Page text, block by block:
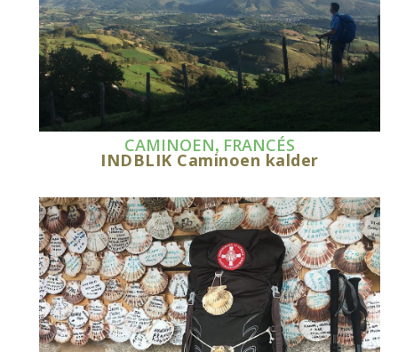
CAMINOEN, FRANCÉS
INDBLIK Caminoen kalder